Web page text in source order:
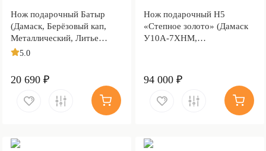
Нож подарочный Батыр
(Дамаск, Берёзовый кап,
Металлический, Литье
Медведь)
5.0
20 690 ₽
Нож подарочный Н5
«Степное золото» (Дамаск
У10А-7ХНМ,
гарды и тыльника)
94 000 ₽